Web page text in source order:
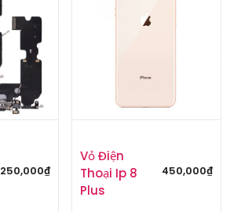
250,000₫
Vỏ Điện
Thoại Ip 8
Plus
450,000₫